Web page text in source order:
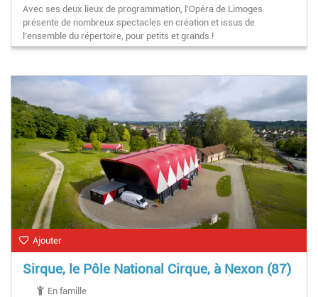
Avec ses deux lieux de programmation, l’Opéra de Limoges
présente de nombreux spectacles en création et issus de
l’ensemble du répertoire, pour petits et grands !
Ajouter
Sirque, le Pôle National Cirque, à Nexon (87)
En famille